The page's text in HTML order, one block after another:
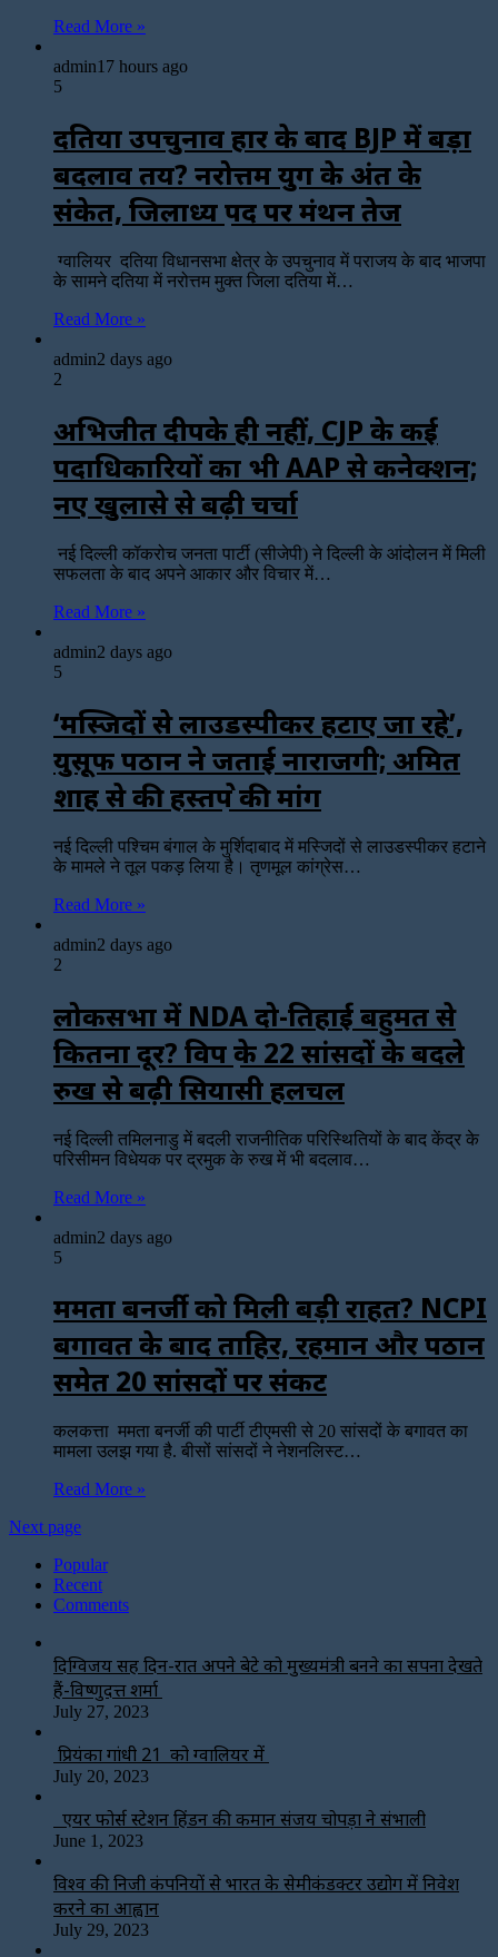
Read More »
admin17 hours ago
5
दतिया उपचुनाव हार के बाद BJP में बड़ा
बदलाव तय? नरोत्तम युग के अंत के
संकेत, जिलाध्यक्ष पद पर मंथन तेज
ग्वालियर दतिया विधानसभा क्षेत्र के उपचुनाव में पराजय के बाद भाजपा
के सामने दतिया में नरोत्तम मुक्त जिला दतिया में…
Read More »
admin2 days ago
2
अभिजीत दीपके ही नहीं, CJP के कई
पदाधिकारियों का भी AAP से कनेक्शन;
नए खुलासे से बढ़ी चर्चा
नई दिल्ली कॉकरोच जनता पार्टी (सीजेपी) ने दिल्ली के आंदोलन में मिली
सफलता के बाद अपने आकार और विचार में…
Read More »
admin2 days ago
5
‘मस्जिदों से लाउडस्पीकर हटाए जा रहे’,
युसूफ पठान ने जताई नाराजगी; अमित
शाह से की हस्तक्षेप की मांग
नई दिल्ली पश्चिम बंगाल के मुर्शिदाबाद में मस्जिदों से लाउडस्पीकर हटाने
के मामले ने तूल पकड़ लिया है। तृणमूल कांग्रेस…
Read More »
admin2 days ago
2
लोकसभा में NDA दो-तिहाई बहुमत से
कितना दूर? विपक्ष के 22 सांसदों के बदले
रुख से बढ़ी सियासी हलचल
नई दिल्ली तमिलनाडु में बदली राजनीतिक परिस्थितियों के बाद केंद्र के
परिसीमन विधेयक पर द्रमुक के रुख में भी बदलाव…
Read More »
admin2 days ago
5
ममता बनर्जी को मिली बड़ी राहत? NCPI
बगावत के बाद ताहिर, रहमान और पठान
समेत 20 सांसदों पर संकट
कलकत्ता ममता बनर्जी की पार्टी टीएमसी से 20 सांसदों के बगावत का
मामला उलझ गया है. बीसों सांसदों ने नेशनलिस्ट…
Read More »
Next page
Popular
Recent
Comments
दिग्विजय सिंह दिन-रात अपने बेटे को मुख्यमंत्री बनने का सपना देखते
हैं-विष्णुदत्त शर्मा
July 27, 2023
प्रियंका गांधी 21 को ग्वालियर में
July 20, 2023
एयर फोर्स स्टेशन हिंडन की कमान संजय चोपड़ा ने संभाली
June 1, 2023
विश्‍व की निजी कंपनियों से भारत के सेमीकंडक्टर उद्योग में निवेश
करने का आह्वान
July 29, 2023